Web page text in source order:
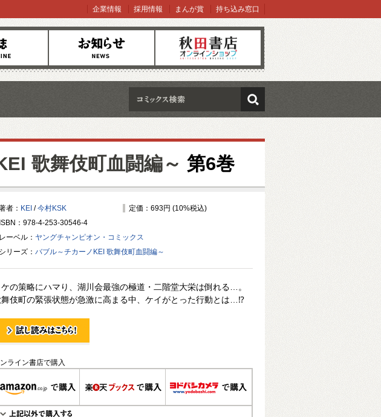
お知らせ オンラインショップ
企業情報 採用情報 まんが賞 持ち込み窓口
検索
歌舞伎町血闘編～ 第6巻
者： KEI /今村KSK
定価：693円 (10%税込)
ISBN：978-4-253-30546-4
レーベル： ヤングチャンピオン・コミックス
シリーズ： バブル～チカーノKEI 歌舞伎町血闘編～
ケの策略にハマり、湖川会最強の極道・二階堂大栄は倒れる…。
伎町の緊張状態が急激に高まる中、ケイがとった行動とは…⁉
ライン書店で購入